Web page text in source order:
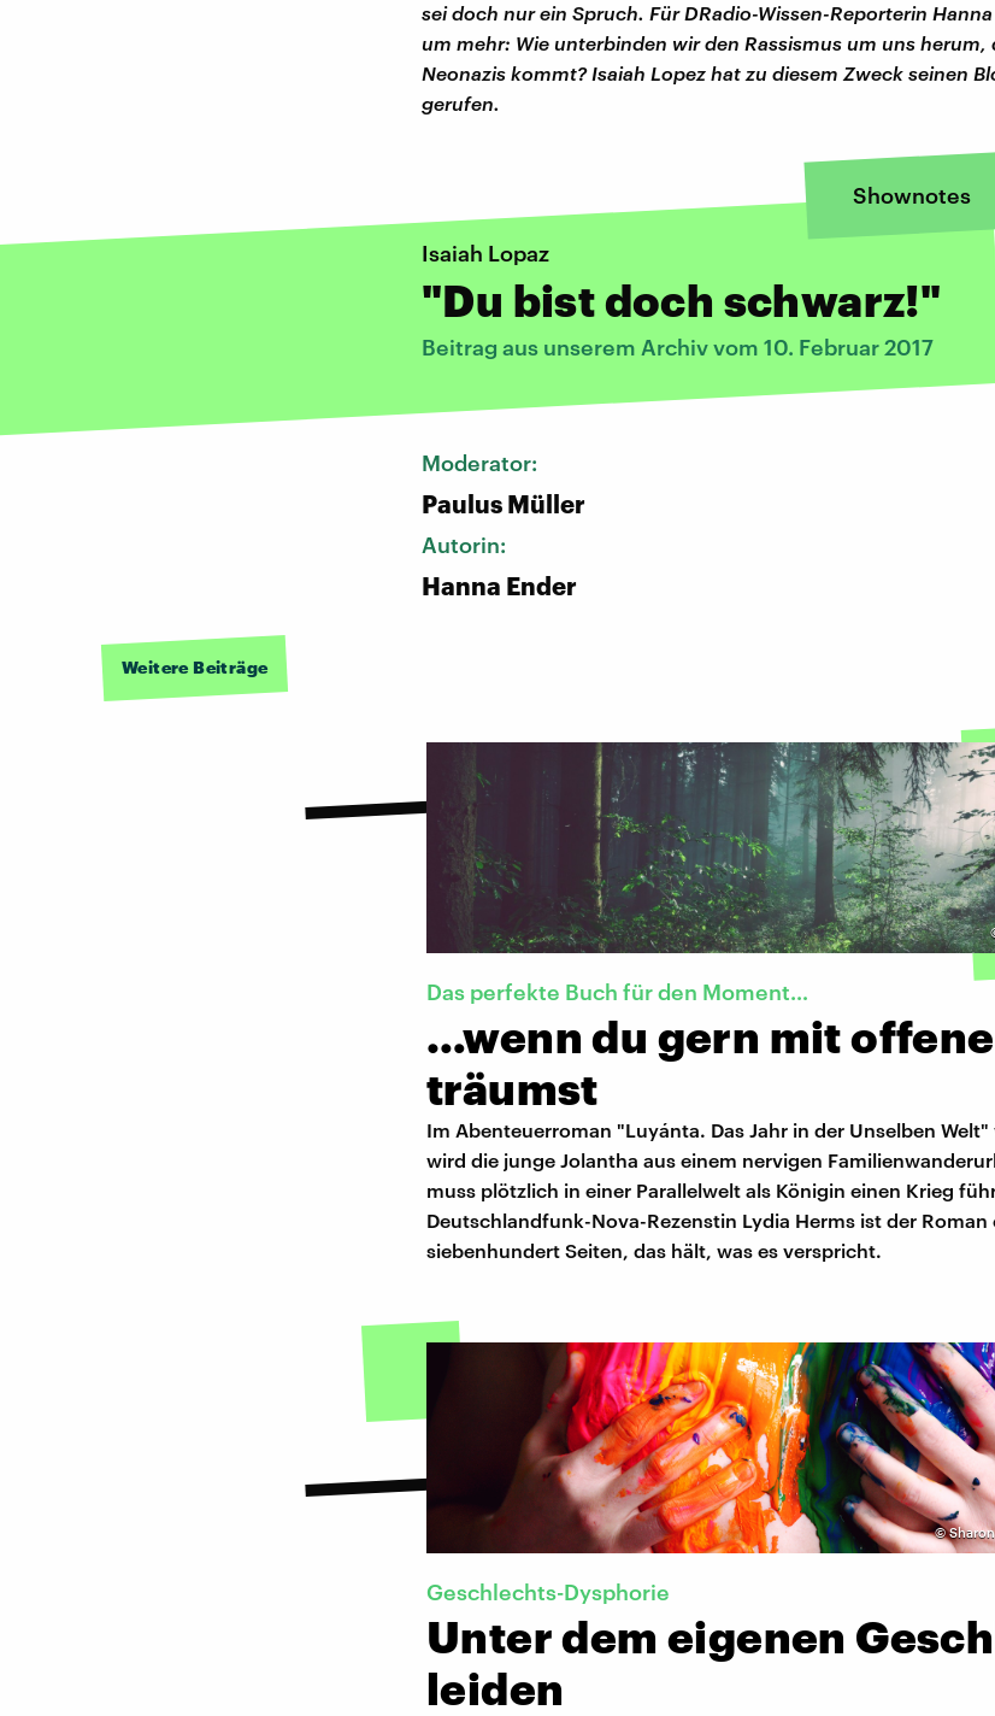
sei doch nur ein Spruch. Für DRadio-Wissen-Reporterin
um mehr: Wie unterbinden wir den Rassismus um uns
Neonazis kommt? Isaiah Lopez hat zu diesem Zweck seinen
gerufen.
Shownotes
Isaiah Lopaz
"Du bist doch schwarz!"
Beitrag aus unserem Archiv vom 10. Februar 2017
Moderator:
Paulus Müller
Autorin:
Hanna Ender
Weitere Beiträge
Das perfekte Buch für den Moment…
…wenn du gern mit
träumst
Im Abenteuerroman "Luyánta. Das Jahr in der Unselben
wird die junge Jolantha aus einem nervigen
muss plötzlich in einer Parallelwelt als Königin einen Krieg
Deutschlandfunk-Nova-Rezenstin Lydia Herms ist der
siebenhundert Seiten, das hält, was es verspricht.
©
Geschlechts-Dysphorie
Unter dem eigenen
leiden